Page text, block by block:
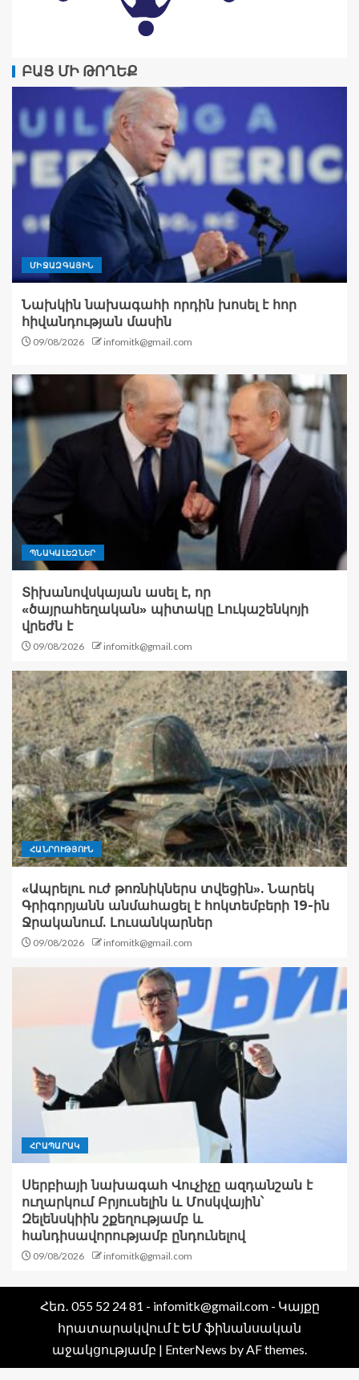
ԲԱՑ ՄԻ ԹՈՂԵՔ
ՄԻՋԱԶԳԱՅԻՆ
Նախկին նախագահի որդին խոսել է հոր
հիվանդության մասին
09/08/2026 infomitk@gmail.com
ՊՆԱԿԱԼԵԶՆԵՐ
Տիխանովսկայան ասել է, որ
«ծայրահեղական» պիտակը Լուկաշենկոյի
վրեժն է
09/08/2026 infomitk@gmail.com
ՀԱՆՐՈՒԹՅՈՒՆ
«Ապրելու ուժ թոռնիկներս տվեցին». Նարեկ
Գրիգորյանն անմահացել է հոկտեմբերի 19-ին
Ջրականում. Լուսանկարներ
09/08/2026 infomitk@gmail.com
ՀՐԱՊԱՐԱԿ
Սերբիայի նախագահ Վուչիչը ազդանշան է
ուղարկում Բրյուսելին և Մոսկվային՝
Զելենսկիին շքեղությամբ և
հանդիսավորությամբ ընդունելով
09/08/2026 infomitk@gmail.com
Հեռ․ 055 52 24 81 - infomitk@gmail.com - Կայքը
հրատարակվում է ԵՄ ֆինանսական
աջակցությամբ | EnterNews by AF themes.